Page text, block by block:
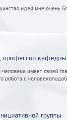
идей мне очень
профессор
имеет своей
робота с
группы